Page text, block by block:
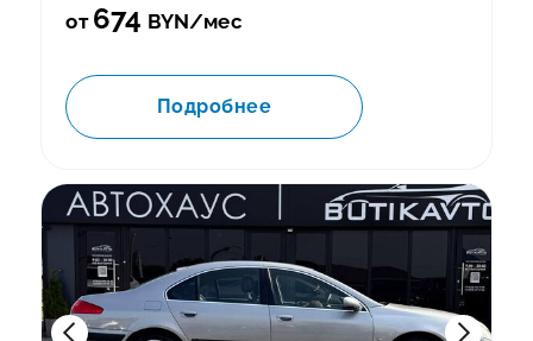
от 674 BYN/мес
Подробнее